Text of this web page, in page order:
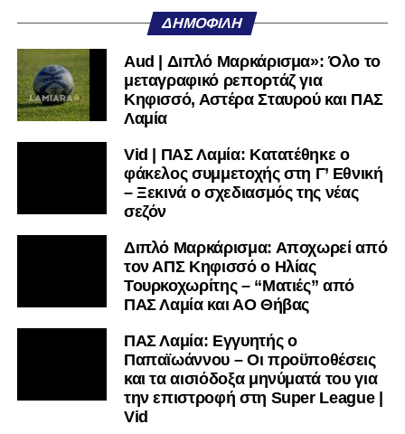
υπόλοιπο κόσμο. Ακολουθήστε το lamiara.gr στο
Twitterκαι στοInstagram
μαθαίνετε σε χρόνο dt όλα τα νέα.
ΔΗΜΟΦΙΛΉ
Aud | Διπλό Μαρκάρισμα»: Όλο το
μεταγραφικό ρεπορτάζ για
Κηφισσό, Αστέρα Σταυρού και ΠΑΣ
Λαμία
Vid | ΠΑΣ Λαμία: Κατατέθηκε ο
φάκελος συμμετοχής στη Γ’ Εθνική
– Ξεκινά ο σχεδιασμός της νέας
σεζόν
Διπλό Μαρκάρισμα: Αποχωρεί από
τον ΑΠΣ Κηφισσό ο Ηλίας
Τουρκοχωρίτης – “Ματιές” από
ΠΑΣ Λαμία και ΑΟ Θήβας
ΠΑΣ Λαμία: Εγγυητής ο
Παπαϊωάννου – Οι προϋποθέσεις
και τα αισιόδοξα μηνύματά του για
την επιστροφή στη Super League |
Vid